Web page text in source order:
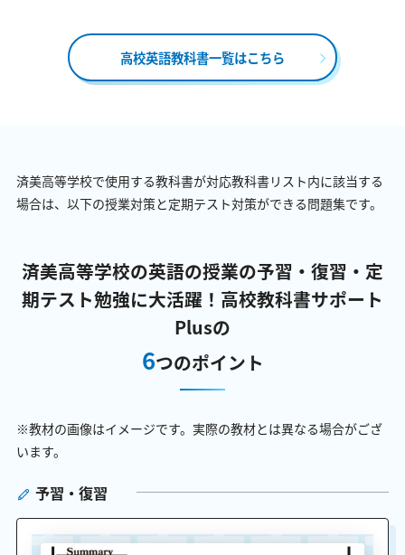
高校英語教科書一覧はこちら
済美高等学校で使用する教科書が対応教科書リスト内に該当する
場合は、以下の授業対策と定期テスト対策ができる問題集です。
済美高等学校の英語の授業の予習・復習・定
期テスト勉強に大活躍！ 高校教科書サポート
Plusの
6つのポイント
※教材の画像はイメージです。実際の教材とは異なる場合がござ
います。
予習・復習